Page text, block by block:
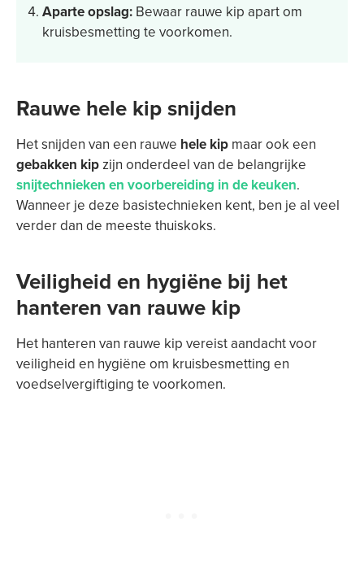
Aparte opslag: Bewaar rauwe kip apart om
kruisbesmetting te voorkomen.
Rauwe hele kip snijden
Het snijden van een rauwe hele kip maar ook een
gebakken kipzijn onderdeel van de belangrijke
snijtechnieken en voorbereiding in de keuken.
Wanneer je deze basistechnieken kent, ben je al veel
verder dan de meeste thuiskoks.
Veiligheid en hygiëne bij het
hanteren van rauwe kip
Het hanteren van rauwe kip vereist aandacht voor
veiligheid en hygiëne om kruisbesmetting en
voedselvergiftiging te voorkomen.